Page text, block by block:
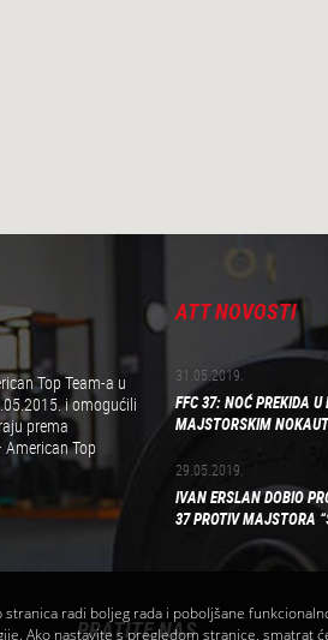
Top Team-a u
i omogućili
prema
Top
ATT NOVOSTI
31.05.2019.
FFC 37: NOĆ PREKIDA
MAJSTORSKIM
29.05.2019.
IVAN ERSLAN DOBIO
37 PROTIV MAJSTORA
PRATITE NAS
stranica radi boljeg rada i poboljšane
Ako nastavite s pregledom stranice, smatrat